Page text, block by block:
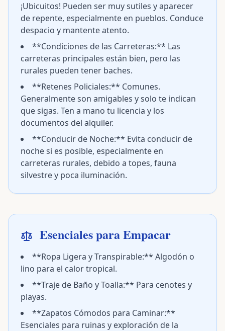
¡Ubicuitos! Pueden ser muy sutiles y aparecer
de repente, especialmente en pueblos. Conduce
despacio y mantente atento.
**Condiciones de las Carreteras:** Las
carreteras principales están bien, pero las
rurales pueden tener baches.
**Retenes Policiales:** Comunes.
Generalmente son amigables y solo te indican
que sigas. Ten a mano tu licencia y los
documentos del alquiler.
**Conducir de Noche:** Evita conducir de
noche si es posible, especialmente en
carreteras rurales, debido a topes, fauna
silvestre y poca iluminación.
Esenciales para Empacar
**Ropa Ligera y Transpirable:** Algodón o
lino para el calor tropical.
**Traje de Baño y Toalla:** Para cenotes y
playas.
**Zapatos Cómodos para Caminar:**
Esenciales para ruinas y exploración de la